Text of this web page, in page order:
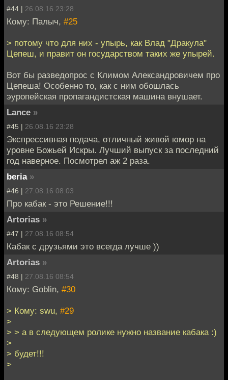
#44 | 26.08.16 23:28
Кому: Палыч, #25
> потому что для них - упырь, как Влад "Дракула"
Цепеш, и правит он государством таких же упырей.
Вот бы разведопрос с Климом Александровичем про
Цепеша! Особенно то, как с ним обошлась
эуропейская пропагандистская машина внушает.
Lance »
#45 | 26.08.16 23:28
Экспрессивная подача, отличный живой юмор на
уровне Божьей Искры. Лучший выпуск за последний
год наверное. Посмотрел аж 2 раза.
beria »
#46 | 27.08.16 08:03
Про кабак - это Решение!!!
Artorias »
#47 | 27.08.16 08:54
Кабак с друзьями это всегда лучше ))
Artorias »
#48 | 27.08.16 08:54
Кому: Goblin, #30
> Кому: swu, #29
>
> > а в следующем ролике нужно название кабака :)
>
> будет!!!
>